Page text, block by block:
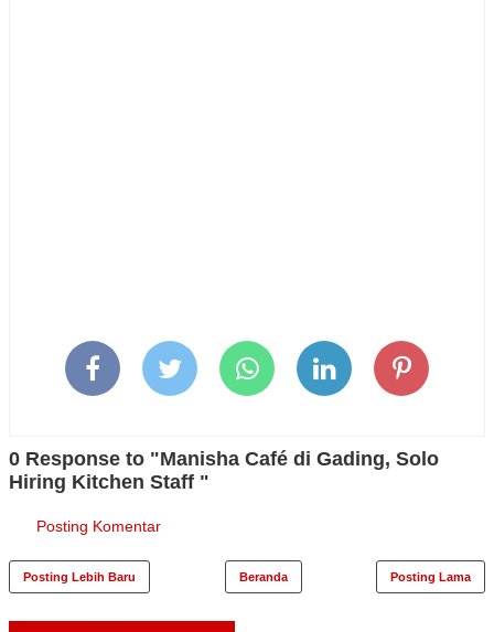
0 Response to "Manisha Café di Gading, Solo
Hiring Kitchen Staff "
Posting Komentar
Posting Lebih Baru Posting Lama
Beranda